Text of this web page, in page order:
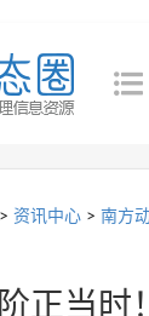
> 资讯中心 > 南方
正当时